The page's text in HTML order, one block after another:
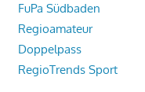
FuPa Südbaden
Regioamateur
Doppelpass
RegioTrends Sport